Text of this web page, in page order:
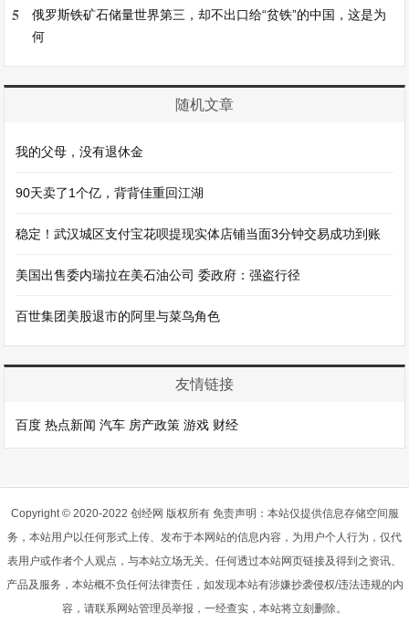
5
俄罗斯铁矿石储量世界第三，却不出口给“贫铁”的中国，这是为
何
随机文章
我的父母，没有退休金
90天卖了1个亿，背背佳重回江湖
稳定！武汉城区支付宝花呗提现实体店铺当面3分钟交易成功到账
美国出售委内瑞拉在美石油公司 委政府：强盗行径
百世集团美股退市的阿里与菜鸟角色
友情链接
百度 热点新闻 汽车 房产政策 游戏 财经
Copyright © 2020-2022 创经网 版权所有 免责声明：本站仅提供信息存储空间服
务，本站用户以任何形式上传、发布于本网站的信息内容，为用户个人行为，仅代
表用户或作者个人观点，与本站立场无关。任何透过本站网页链接及得到之资讯、
产品及服务，本站概不负任何法律责任，如发现本站有涉嫌抄袭侵权/违法违规的内
容，请联系网站管理员举报，一经查实，本站将立刻删除。